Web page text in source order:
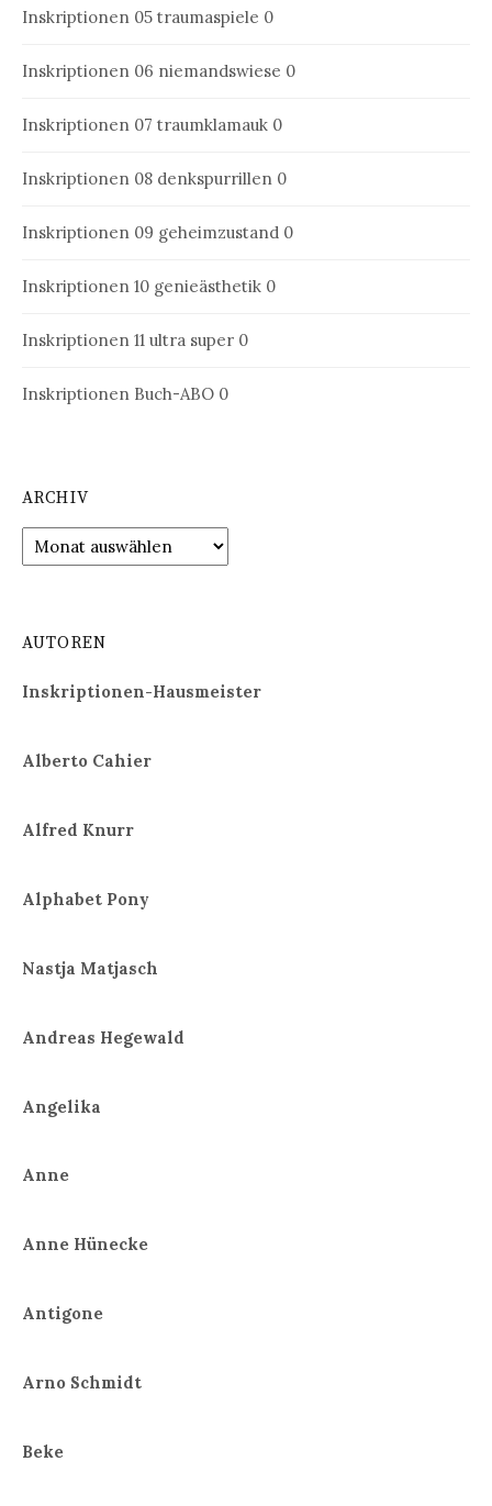
Inskriptionen 05 traumaspiele 0
Inskriptionen 06 niemandswiese 0
Inskriptionen 07 traumklamauk 0
Inskriptionen 08 denkspurrillen 0
Inskriptionen 09 geheimzustand 0
Inskriptionen 10 genieästhetik 0
Inskriptionen 11 ultra super 0
Inskriptionen Buch-ABO 0
ARCHIV
Archiv
AUTOREN
Inskriptionen-Hausmeister
Alberto Cahier
Alfred Knurr
Alphabet Pony
Nastja Matjasch
Andreas Hegewald
Angelika
Anne
Anne Hünecke
Antigone
Arno Schmidt
Beke